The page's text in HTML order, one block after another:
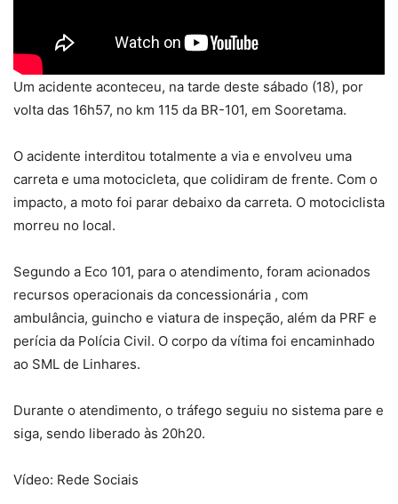
Um acidente aconteceu, na tarde deste sábado (18), por
volta das 16h57, no km 115 da BR-101, em Sooretama.
O acidente interditou totalmente a via e envolveu uma
carreta e uma motocicleta, que colidiram de frente. Com o
impacto, a moto foi parar debaixo da carreta. O motociclista
morreu no local.
Segundo a Eco 101, para o atendimento, foram acionados
recursos operacionais da concessionária , com
ambulância, guincho e viatura de inspeção, além da PRF e
perícia da Polícia Civil. O corpo da vítima foi encaminhado
ao SML de Linhares.
Durante o atendimento, o tráfego seguiu no sistema pare e
siga, sendo liberado às 20h20.
Vídeo: Rede Sociais